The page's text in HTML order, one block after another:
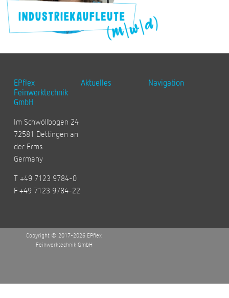
EPflex
Feinwerktechnik
GmbH
Im Schwöllbogen 24
72581 Dettingen an
der Erms
Germany
T +49 7123 9784-0
F +49 7123 9784-22
Aktuelles Navigation
Copyright © 2017-2026 EPflex
Feinwerktechnik GmbH